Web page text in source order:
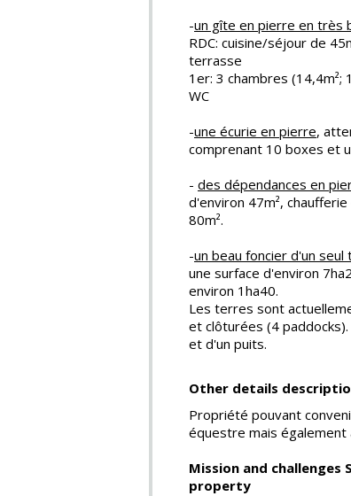
-un gîte en pierre en très
RDC: cuisine/séjour de
terrasse
1er: 3 chambres (14,4m²;
WC
-une écurie en pierre,
comprenant 10 boxes et
- des dépendances en
d'environ 47m²,
80m².
-un beau foncier d'un seul
une surface d'environ
environ 1ha40.
Les terres sont
et clôturées (4
et d'un puits.
Other details
Propriété pouvant
équestre mais également
Mission and challenges
property